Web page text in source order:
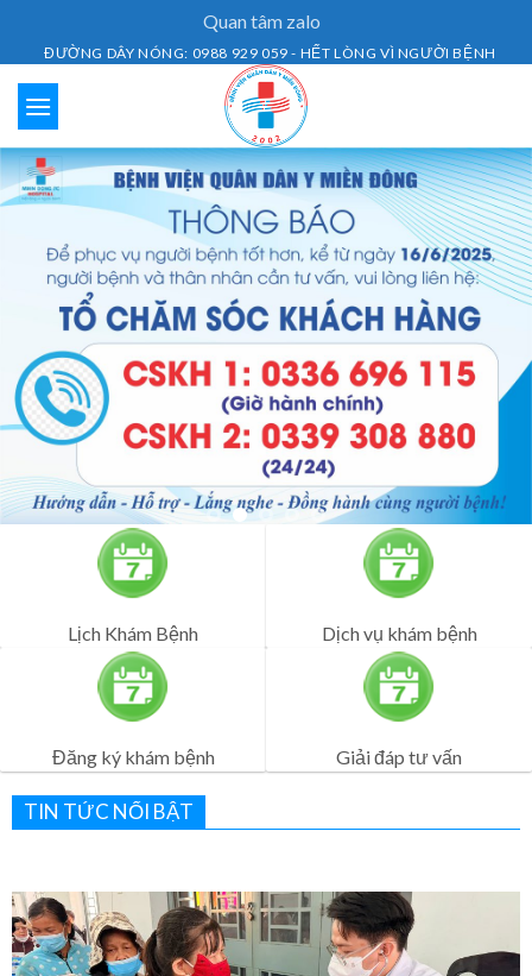
Quan tâm zalo
ĐƯỜNG DÂY NÓNG: 0988 929 059 - HẾT LÒNG VÌ NGƯỜI BỆNH
Lịch Khám Bệnh Dịch vụ khám bệnh
Đăng ký khám bệnh Giải đáp tư vấn
TIN TỨC NỔI BẬT